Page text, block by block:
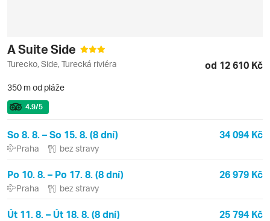
A Suite Side
Turecko, Side, Turecká riviéra od 12 610 Kč
350 m od pláže
4.9/5
So 8. 8. – So 15. 8. (8 dní) 34 094 Kč
Praha bez stravy
Po 10. 8. – Po 17. 8. (8 dní) 26 979 Kč
Praha bez stravy
Út 11. 8. – Út 18. 8. (8 dní) 25 794 Kč